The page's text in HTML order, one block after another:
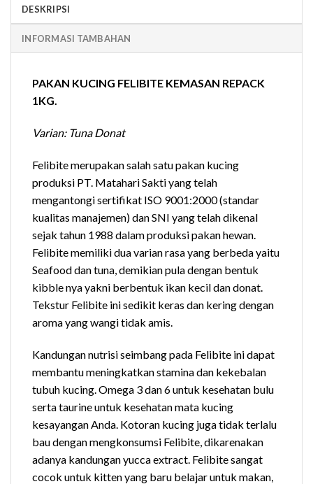
DESKRIPSI
INFORMASI TAMBAHAN
PAKAN KUCING FELIBITE KEMASAN REPACK
1KG.
Varian: Tuna Donat
Felibite merupakan salah satu pakan kucing
produksi PT. Matahari Sakti yang telah
mengantongi sertifikat ISO 9001:2000 (standar
kualitas manajemen) dan SNI yang telah dikenal
sejak tahun 1988 dalam produksi pakan hewan.
Felibite memiliki dua varian rasa yang berbeda yaitu
Seafood dan tuna, demikian pula dengan bentuk
kibble nya yakni berbentuk ikan kecil dan donat.
Tekstur Felibite ini sedikit keras dan kering dengan
aroma yang wangi tidak amis.
Kandungan nutrisi seimbang pada Felibite ini dapat
membantu meningkatkan stamina dan kekebalan
tubuh kucing. Omega 3 dan 6 untuk kesehatan bulu
serta taurine untuk kesehatan mata kucing
kesayangan Anda. Kotoran kucing juga tidak terlalu
bau dengan mengkonsumsi Felibite, dikarenakan
adanya kandungan yucca extract. Felibite sangat
cocok untuk kitten yang baru belajar untuk makan,